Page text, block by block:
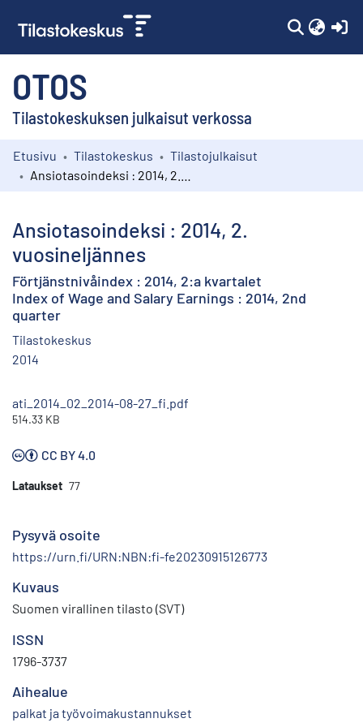
OTOS
Tilastokeskuksen julkaisut verkossa
Kokoelmat
Etusivu Tilastokeskus
Tilastojulkaisut
Ansiotasoindeksi : 2014, 2.
vuosineljännes
Förtjänstnivåindex : 2014, 2:a kvartalet
Index of Wage and Salary Earnings : 2014, 2nd
quarter
Tilastokeskus
2014
ati_2014_02_2014-08-27_fi.pdf
514.33 KB
CC BY 4.0
Lataukset 77
Pysyvä osoite
https://urn.fi/URN:NBN:fi-fe20230915126773
Kuvaus
Suomen virallinen tilasto (SVT)
ISSN
1796-3737
Aihealue
palkat ja työvoimakustannukset